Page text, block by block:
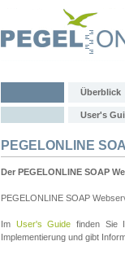
Überblick
User's
PEGELONLINE
Der PEGELONLINE SOAP
PEGELONLINE SOAP
Im User's Guide finden Sie
Implementierung und gibt